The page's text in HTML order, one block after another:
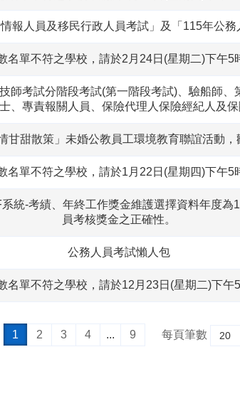
報人員及移民行政人員考試」及「115年公
名單不符之學校，請於2月24日(星期二)下午5
師考試分階段考試(第一階段考試)、驗船師
、專責報關人員、保險代理人保險經紀人及
甘甜散策」未婚公教員工環境教育聯誼活動
名單不符之學校，請於1月22日(星期四)下午5
統-考績、年終工作獎金維護選擇資料年度為
員考核獎金之正確性。
公務人員考試懶人包
名單不符之學校，請於12月23日(星期二)下午
1 2 3 4 ... 9 每頁筆數